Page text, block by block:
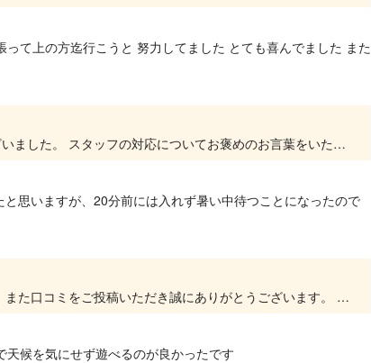
て上の方迄行こうと 努力してました とても喜んでました また
この度は嬉しい口コミありがとうございました。 スタッフの対応についてお褒めのお言葉をいただき、大変嬉しく思います。 お子様が一生懸命、上めで挑戦される姿を想像し、スタッフ一同とても温か...
思いますが、20分前には入れず暑い中待つことになったので
ココナツ様 この度はご来場いただき、また口コミをご投稿いただき誠にありがとうございます。 アクティビティをお楽しみいただけたとのこと、大変嬉しく拝見いたしました。 一方で、ご案内...
候を気にせず遊べるのが良かったです